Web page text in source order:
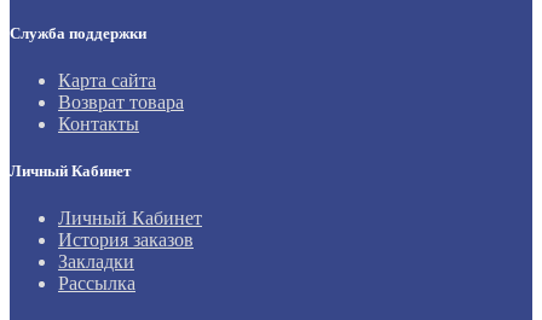
Служба поддержки
Карта сайта
Возврат товара
Контакты
Личный Кабинет
Личный Кабинет
История заказов
Закладки
Рассылка